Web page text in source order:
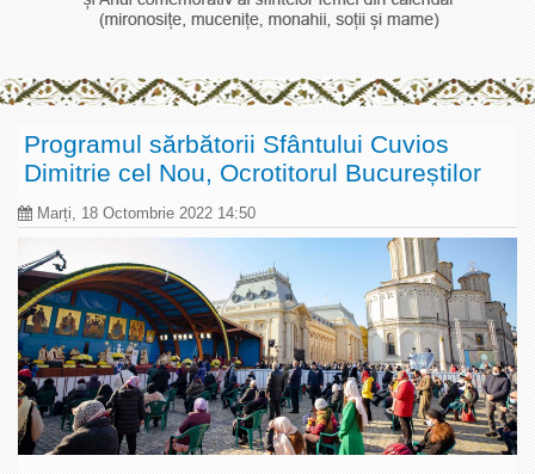
Programul sărbătorii Sfântului Cuvios
Dimitrie cel Nou, Ocrotitorul Bucureștilor
Marți, 18 Octombrie 2022 14:50